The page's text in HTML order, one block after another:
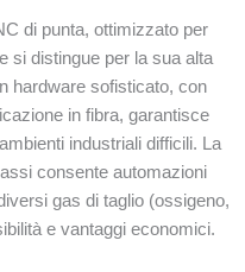
di punta, ottimizzato per
si distingue per la sua alta
hardware sofisticato, con
in fibra, garantisce
industriali difficili. La
consente automazioni
gas di taglio (ossigeno,
e vantaggi economici.